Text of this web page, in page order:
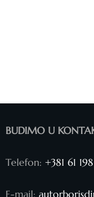
BUDIMO U
Telefon: +381 61
E-mail: